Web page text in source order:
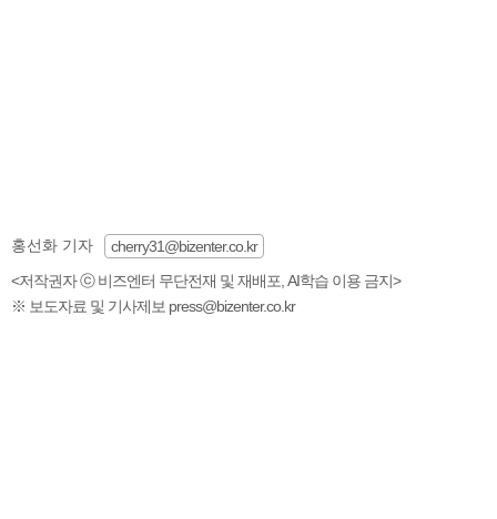
홍선화 기자
cherry31@bizenter.co.kr
<저작권자 ⓒ 비즈엔터 무단전재 및 재배포, AI학습 이용 금지>
※ 보도자료 및 기사제보 press@bizenter.co.kr